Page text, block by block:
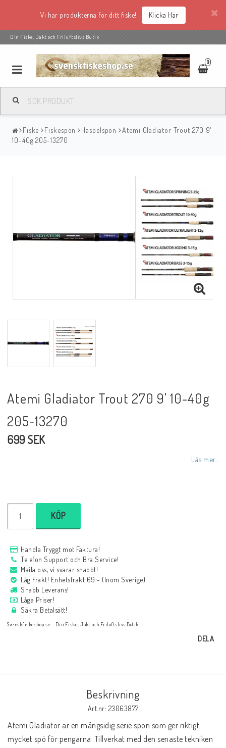
Vi har produkterna för ditt fiske! Klicka Här
Din Fiske, Jakt och Friluftslivs Butik
0
Fiske Fiskespön Haspelspön
Atemi Gladiator Trout 270 9'
10-40g 205-13270
Atemi Gladiator Trout 270 9' 10-40g
205-13270
699 SEK
Läs mer...
KÖP
Handla Tryggt mot Faktura!
Telefon Support och Bra Service!
Maila oss, vi svarar snabbt!
Låg Frakt! Enhetsfrakt 69:- (Inom Sverige)
Snabb Leverans!
Låga Priser!
Säkra Betalsätt!
Svenskfiskeshop.se - Din Fiske, Jakt och Friluftslivs Butik.
DELA
Beskrivning
Art.nr: 23063877
Atemi Gladiator är en mångsidig serie spön som ger riktigt
mycket spö för pengarna. Tillverkat med den senaste tekniken